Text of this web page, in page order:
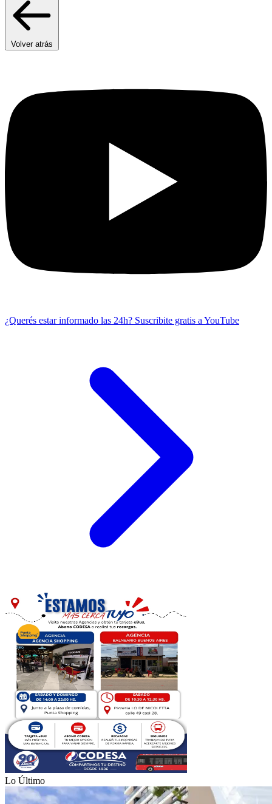
Volver atrás
¿Querés estar informado las 24h? Suscribite gratis a YouTube
Lo Último